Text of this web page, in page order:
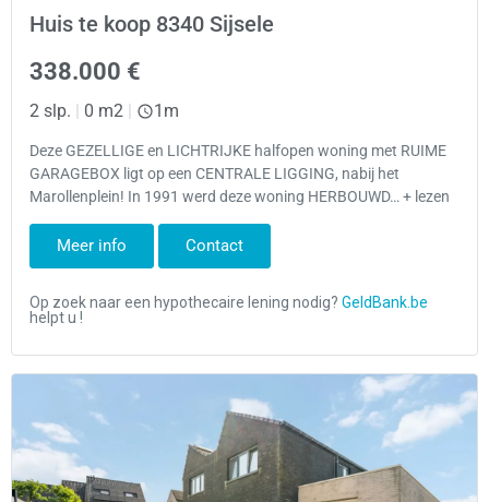
Huis te koop 8340 Sijsele
338.000 €
2 slp. | 0 m2 | 1m
Deze GEZELLIGE en LICHTRIJKE halfopen woning met RUIME
GARAGEBOX ligt op een CENTRALE LIGGING, nabij het
Marollenplein! In 1991 werd deze woning HERBOUWD… + lezen
Meer info Contact